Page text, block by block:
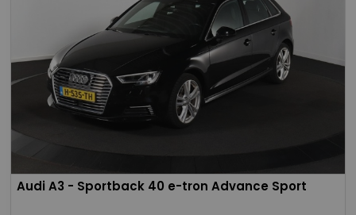
Audi A3 - Sportback 40 e-tron Advance Sport